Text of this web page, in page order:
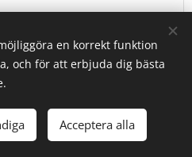
en korrekt funktion
och för att erbjuda dig bästa
Acceptera alla